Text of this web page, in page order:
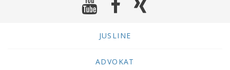
JUSLINE
ADVOKAT